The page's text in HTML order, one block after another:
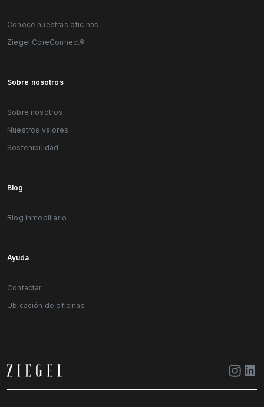
Conoce nuestras oficinas
Ziegel CoreConnect®
Sobre nosotros
Sobre nosotros
Nuestros valores
Sostenibilidad
Blog
Blog inmobiliario
Ayuda
Contactar
Ubicación de oficinas